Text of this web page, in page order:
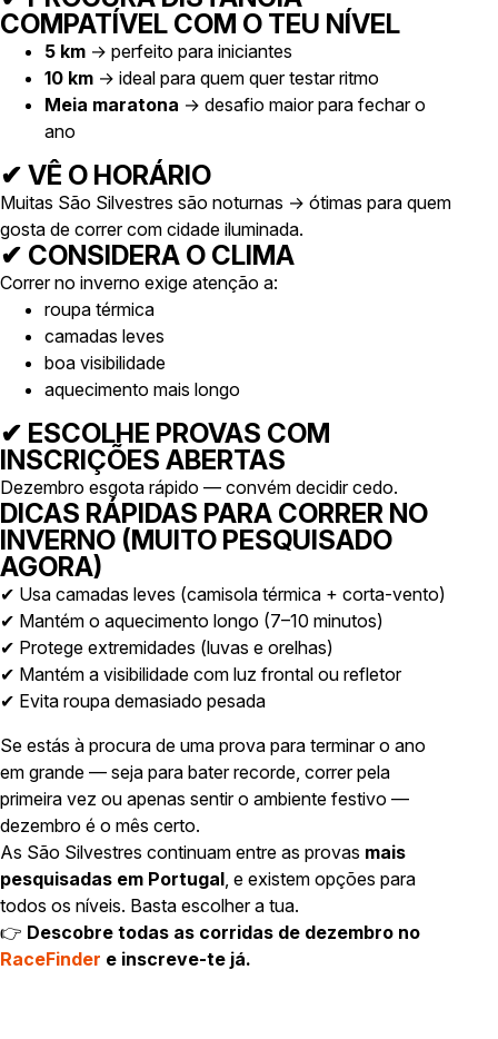
COMPATÍVEL COM O TEU NÍVEL
5 km → perfeito para iniciantes
10 km → ideal para quem quer testar ritmo
Meia maratona → desafio maior para fechar o
ano
✔ VÊ O HORÁRIO
Muitas São Silvestres são noturnas → ótimas para quem
gosta de correr com cidade iluminada.
✔ CONSIDERA O CLIMA
Correr no inverno exige atenção a:
roupa térmica
camadas leves
boa visibilidade
aquecimento mais longo
✔ ESCOLHE PROVAS COM
INSCRIÇÕES ABERTAS
Dezembro esgota rápido — convém decidir cedo.
DICAS RÁPIDAS PARA CORRER NO
INVERNO (MUITO PESQUISADO
AGORA)
✔ Usa camadas leves (camisola térmica + corta-vento)
✔ Mantém o aquecimento longo (7–10 minutos)
✔ Protege extremidades (luvas e orelhas)
✔ Mantém a visibilidade com luz frontal ou refletor
✔ Evita roupa demasiado pesada
Se estás à procura de uma prova para terminar o ano
em grande — seja para bater recorde, correr pela
primeira vez ou apenas sentir o ambiente festivo —
dezembro é o mês certo.
As São Silvestres continuam entre as provas mais
pesquisadas em Portugal, e existem opções para
todos os níveis. Basta escolher a tua.
👉 Descobre todas as corridas de dezembro no
RaceFinder e inscreve-te já.